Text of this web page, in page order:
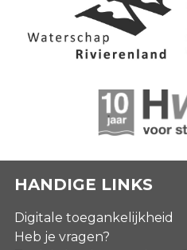
HANDIGE LINKS
Digitale toegankelijkheid
Heb je vragen?